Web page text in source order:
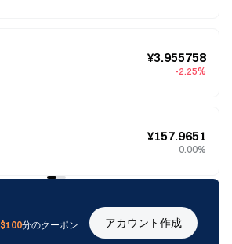
¥3.955758
-2.25%
¥157.9651
0.00%
$100分のクーポン
アカウント作成